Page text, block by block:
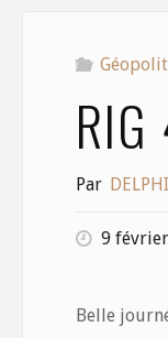
RIG
Par
9
Belle